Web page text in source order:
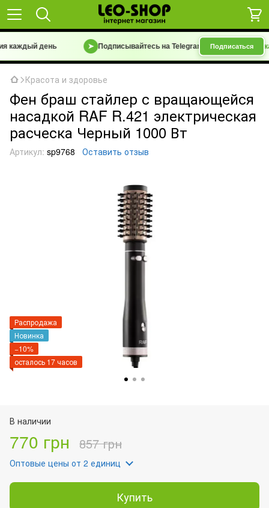
день Подписывайтесь на Telegram-канал«Барахолка 7
Подписаться
Красота и здоровье
Фен браш стайлер с вращающейся
насадкой RAF R.421 электрическая
расческа Черный 1000 Вт
Артикул: sp9768 Оставить отзыв
Распродажа
Новинка
−10%
осталось 17 часов
В наличии
770 грн 857 грн
Оптовые цены от 2 единиц
Купить